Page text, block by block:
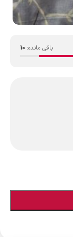
باقی مانده: 10